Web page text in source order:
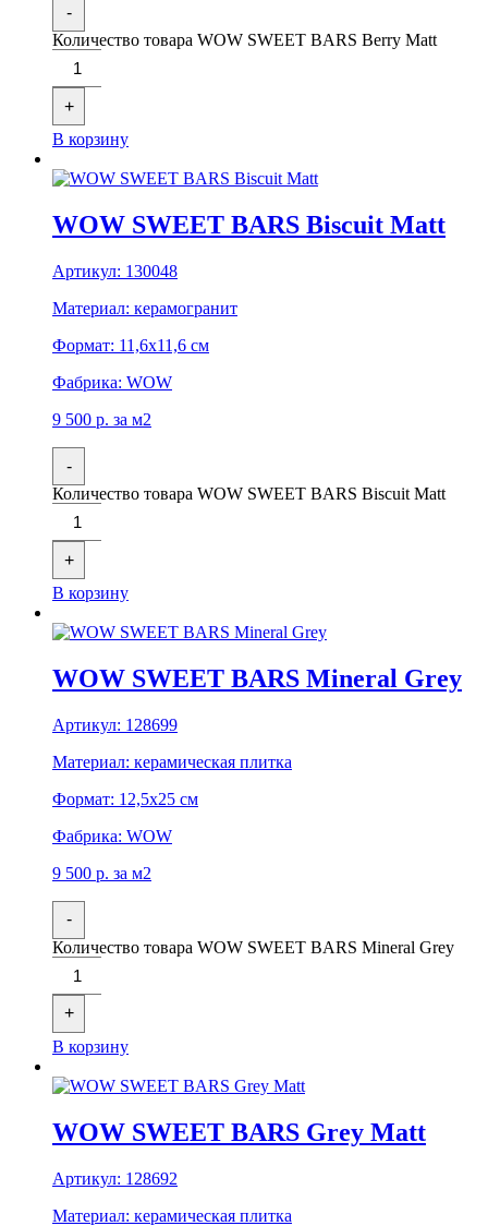
-
Количество товара WOW SWEET BARS Berry Matt
+
В корзину
WOW SWEET BARS Biscuit Matt
Артикул: 130048
Материал: керамогранит
Формат: 11,6x11,6 см
Фабрика: WOW
9 500 р. за м2
-
Количество товара WOW SWEET BARS Biscuit Matt
+
В корзину
WOW SWEET BARS Mineral Grey
Артикул: 128699
Материал: керамическая плитка
Формат: 12,5x25 см
Фабрика: WOW
9 500 р. за м2
-
Количество товара WOW SWEET BARS Mineral Grey
+
В корзину
WOW SWEET BARS Grey Matt
Артикул: 128692
Материал: керамическая плитка